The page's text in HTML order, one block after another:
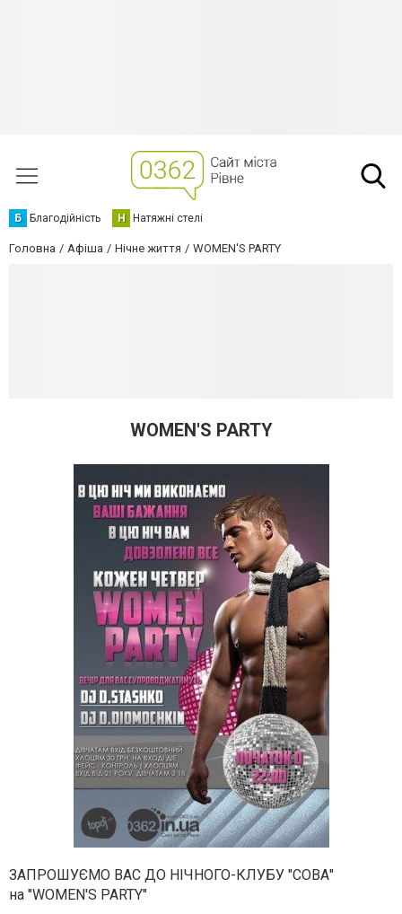
Б Благодійність Н Натяжні стелі
Головна Афіша Нічне життя WOMEN'S PARTY
WOMEN'S PARTY
ЗАПРОШУЄМО ВАС ДО НІЧНОГО-КЛУБУ "СОВА"
на "WOMEN'S PARTY"